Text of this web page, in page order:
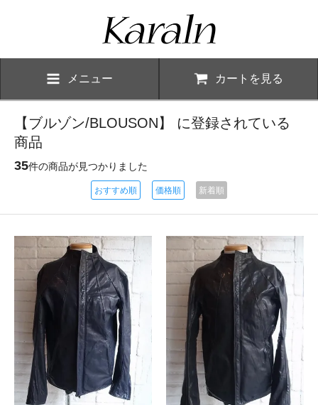
メニュー カートを見る
【ブルゾン/BLOUSON】 に登録されている
商品
35件の商品が見つかりました
おすすめ順 価格順 新着順